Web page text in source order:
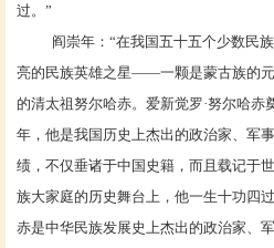
过。”
阎崇年 ： “在我国五十五个少数民
亮的民族英雄之星——一颗是蒙古族的
的清太祖努尔哈赤。爱新觉罗·努尔哈赤
年，他是我国历史上杰出的政治家、军
绩，不仅垂诸于中国史籍，而且载记于
族大家庭的历史舞台上，他一生十功四
赤是中华民族发展史上杰出的政治家、军